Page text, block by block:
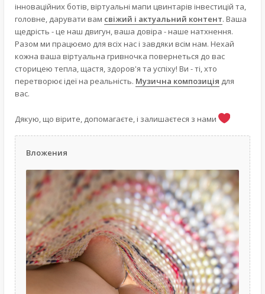
інноваційних ботів, віртуальні мапи цвинтарів інвестицій та,
головне, дарувати вам свіжий і актуальний контент. Ваша
щедрість - це наш двигун, ваша довіра - наше натхнення.
Разом ми працюємо для всіх нас і завдяки всім нам. Нехай
кожна ваша віртуальна гривночка повернеться до вас
сторицею тепла, щастя, здоров'я та успіху! Ви - ті, хто
перетворює ідеї на реальність. Музична композиція для
вас.
Дякую, що вірите, допомагаєте, і залишаєтеся з нами
Вложения